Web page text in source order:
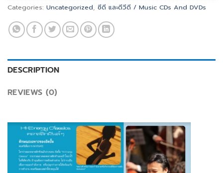
Categories: Uncategorized, ซีดี และดีวีดี / Music CDs And DVDs
DESCRIPTION
REVIEWS (0)